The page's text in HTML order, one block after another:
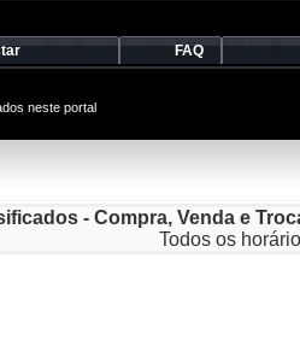
FAQ
neste portal
- Compra, Venda e
Todos os